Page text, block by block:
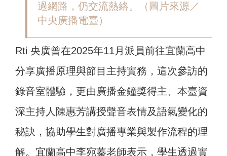
過網路，仍交流熱絡。（圖片來源／
中央廣播電臺）
Rti 央廣曾在2025年11月派員前往宜蘭高中
分享廣播原理與節目主持實務，這次參訪的
錄音室體驗，更由廣播金鐘獎得主、本臺資
深主持人陳惠芳講授聲音表情及語氣變化的
秘訣，協助學生對廣播專業與製作流程的理
解。宜蘭高中李宛蓁老師表示，學生透過實